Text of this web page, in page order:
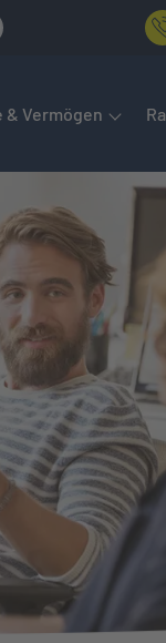
Tab steuern.
& Vermögen